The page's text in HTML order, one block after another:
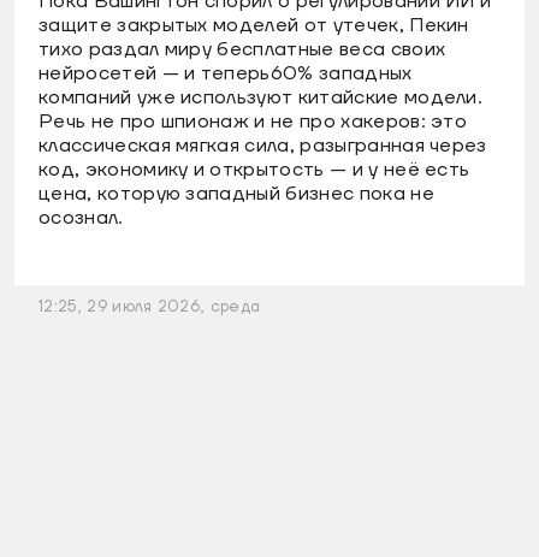
защите закрытых моделей от утечек, Пекин
тихо раздал миру бесплатные веса своих
нейросетей — и теперь60% западных
компаний уже используют китайские модели.
Речь не про шпионаж и не про хакеров: это
классическая мягкая сила, разыгранная через
код, экономику и открытость — и у неё есть
цена, которую западный бизнес пока не
осознал.
12:25, 29 июля 2026, среда